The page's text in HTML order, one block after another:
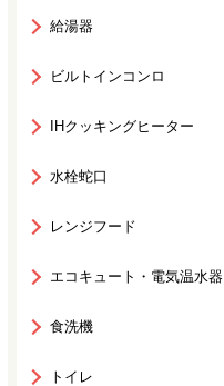
給湯器
ビルトインコンロ
IHクッキングヒーター
水栓蛇口
レンジフード
エコキュート・電気温水器
食洗機
トイレ